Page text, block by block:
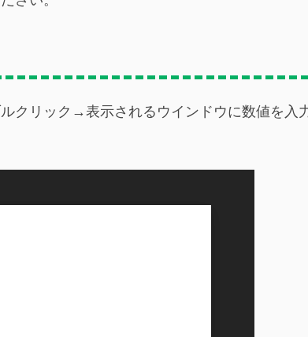
クリック→表示されるウインドウに数値を入